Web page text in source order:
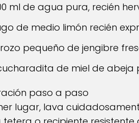
ml de agua pura, recién
de medio limón recién
pequeño de jengibre
de miel de
paso a paso
lugar, lava